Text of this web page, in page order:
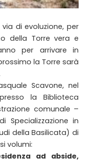
via di evoluzione, per
della Torre vera e
per arrivare in
la Torre sarà
Scavone, nel
la Biblioteca
comunale –
Specializzazione in
della Basilicata) di
volumi:
ad abside,